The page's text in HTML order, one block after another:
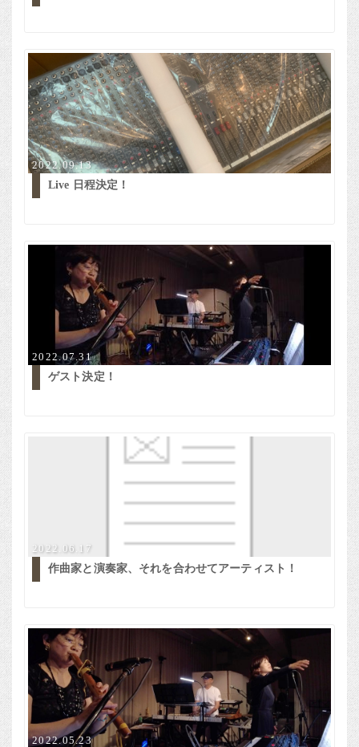
2022.09.13
Live 日程決定！
2022.07.31
ゲスト決定！
2022.06.17
作曲家と演奏家、それを合わせてアーティスト！
2022.05.23